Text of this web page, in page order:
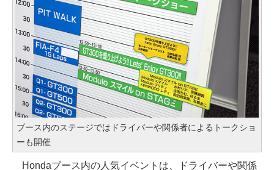
ブース内のステージではドライバーや関係者によるトークショ
ーも開催
Hondaブース内の人気イベントは、ドライバーや関係